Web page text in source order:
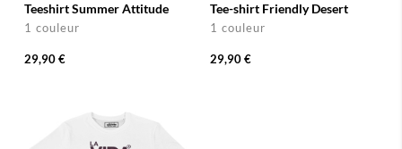
Teeshirt Summer Attitude
1 couleur
29,90 €
Tee-shirt Friendly Desert
1 couleur
29,90 €